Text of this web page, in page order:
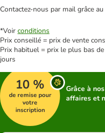
Contactez-nous par mail grâce au
*Voir conditions
Prix conseillé = prix de vente
Prix habituel = prix le plus bas
jours
10 %
de remise pour
votre
inscription
Grâce à
affaires et